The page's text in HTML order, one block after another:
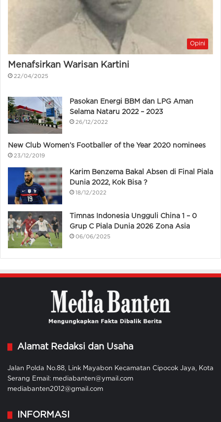
Opini
Menafsirkan Warisan Kartini
22/04/2025
Pasokan Energi BBM dan LPG Aman
Selama Nataru 2022 – 2023
26/12/2022
New Club Women’s Footballer of the Year 2020 nominees
23/12/2019
Karim Benzema Bakal Absen di Final Piala
Dunia 2022, Kok Bisa ?
18/12/2022
Timnas Indonesia Ungguli China 1 – 0
Grup C Piala Dunia 2026 Zona Asia
06/06/2025
Alamat Redaksi dan Usaha
Jalan Polda No.88, Link Mayabon Kecamatan Cipocok Jaya, Kota
Serang Email: mediabanten@ymail.com
mediabanten2012@gmail.com
INFORMASI